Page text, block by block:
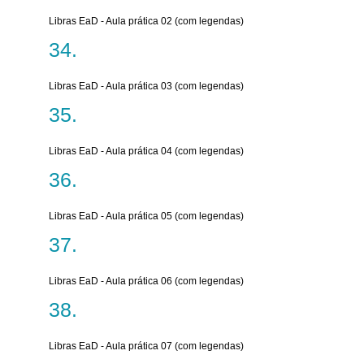
Libras EaD - Aula prática 02 (com legendas)
Libras EaD - Aula prática 03 (com legendas)
Libras EaD - Aula prática 04 (com legendas)
Libras EaD - Aula prática 05 (com legendas)
Libras EaD - Aula prática 06 (com legendas)
Libras EaD - Aula prática 07 (com legendas)